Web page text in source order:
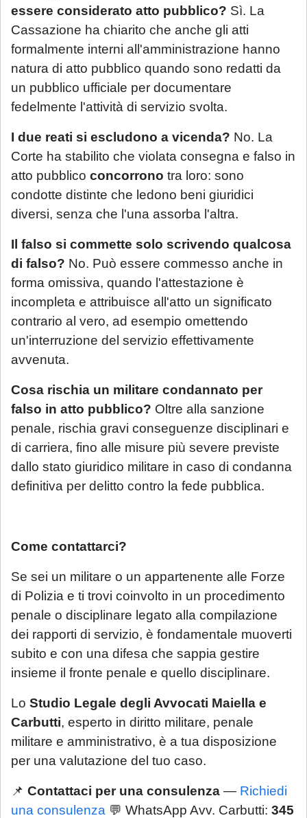
essere considerato atto pubblico? Sì. La
Cassazione ha chiarito che anche gli atti
formalmente interni all'amministrazione hanno
natura di atto pubblico quando sono redatti da
un pubblico ufficiale per documentare
fedelmente l'attività di servizio svolta.
I due reati si escludono a vicenda? No. La
Corte ha stabilito che violata consegna e falso in
atto pubblico concorrono tra loro: sono
condotte distinte che ledono beni giuridici
diversi, senza che l'una assorba l'altra.
Il falso si commette solo scrivendo qualcosa
di falso? No. Può essere commesso anche in
forma omissiva, quando l'attestazione è
incompleta e attribuisce all'atto un significato
contrario al vero, ad esempio omettendo
un'interruzione del servizio effettivamente
avvenuta.
Cosa rischia un militare condannato per
falso in atto pubblico? Oltre alla sanzione
penale, rischia gravi conseguenze disciplinari e
di carriera, fino alle misure più severe previste
dallo stato giuridico militare in caso di condanna
definitiva per delitto contro la fede pubblica.
Come contattarci?
Se sei un militare o un appartenente alle Forze
di Polizia e ti trovi coinvolto in un procedimento
penale o disciplinare legato alla compilazione
dei rapporti di servizio, è fondamentale muoverti
subito e con una difesa che sappia gestire
insieme il fronte penale e quello disciplinare.
Lo Studio Legale degli Avvocati Maiella e
Carbutti, esperto in diritto militare, penale
militare e amministrativo, è a tua disposizione
per una valutazione del tuo caso.
📌 Contattaci per una consulenza — Richiedi
una consulenza 💬 WhatsApp Avv. Carbutti: 345